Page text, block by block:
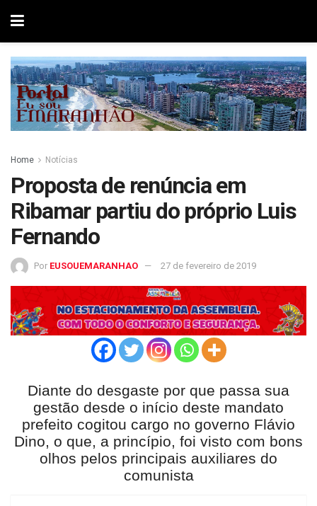
Home Notícias
Proposta de renúncia em
Ribamar partiu do próprio Luis
Fernando
Por EUSOUEMARANHAO 27 de fevereiro de 2019
Diante do desgaste por que passa sua
gestão desde o início deste mandato
prefeito cogitou cargo no governo Flávio
Dino, o que, a princípio, foi visto com bons
olhos pelos principais auxiliares do
comunista